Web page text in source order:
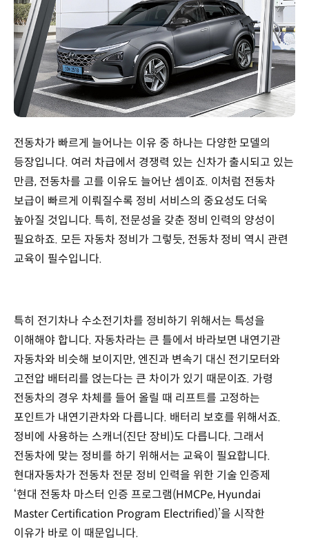
전동차가 빠르게 늘어나는 이유 중 하나는 다양한 모델의
등장입니다. 여러 차급에서 경쟁력 있는 신차가 출시되고 있는
만큼, 전동차를 고를 이유도 늘어난 셈이죠. 이처럼 전동차
보급이 빠르게 이뤄질수록 정비 서비스의 중요성도 더욱
높아질 것입니다. 특히, 전문성을 갖춘 정비 인력의 양성이
필요하죠. 모든 자동차 정비가 그렇듯, 전동차 정비 역시 관련
교육이 필수입니다.
특히 전기차나 수소전기차를 정비하기 위해서는 특성을
이해해야 합니다. 자동차라는 큰 틀에서 바라보면 내연기관
자동차와 비슷해 보이지만, 엔진과 변속기 대신 전기모터와
고전압 배터리를 얹는다는 큰 차이가 있기 때문이죠. 가령
전동차의 경우 차체를 들어 올릴 때 리프트를 고정하는
포인트가 내연기관차와 다릅니다. 배터리 보호를 위해서죠.
정비에 사용하는 스캐너(진단 장비)도 다릅니다. 그래서
전동차에 맞는 정비를 하기 위해서는 교육이 필요합니다.
현대자동차가 전동차 전문 정비 인력을 위한 기술 인증제
‘현대 전동차 마스터 인증 프로그램(HMCPe, Hyundai
Master Certification Program Electrified)’을 시작한
이유가 바로 이 때문입니다.